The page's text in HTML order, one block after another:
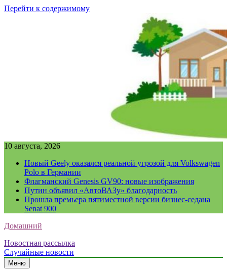
Перейти к содержимому
10 августа, 2026
Новый Geely оказался реальной угрозой для Volkswagen
Polo в Германии
Флагманский Genesis GV90: новые изображения
Путин объявил «АвтоВАЗу» благодарность
Прошла премьера пятиместной версии бизнес-седана
Senat 900
Домашний
Новостная рассылка
Случайные новости
Меню